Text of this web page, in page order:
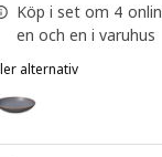
Köp i set om 4
en och en i varuhus
alternativ
FÄRGKLAR,